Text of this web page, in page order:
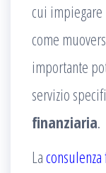
cui
come
importante
servizio
finanziaria.
La